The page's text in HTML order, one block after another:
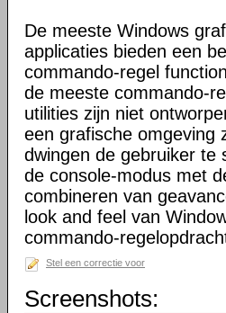
De meeste Windows
applicaties bieden een
commando-regel
de meeste commando-
utilities zijn niet
een grafische omgeving
dwingen de gebruiker te
de console-modus met
combineren van
look and feel van
commando-
Stel een correctie voor
Screenshots: